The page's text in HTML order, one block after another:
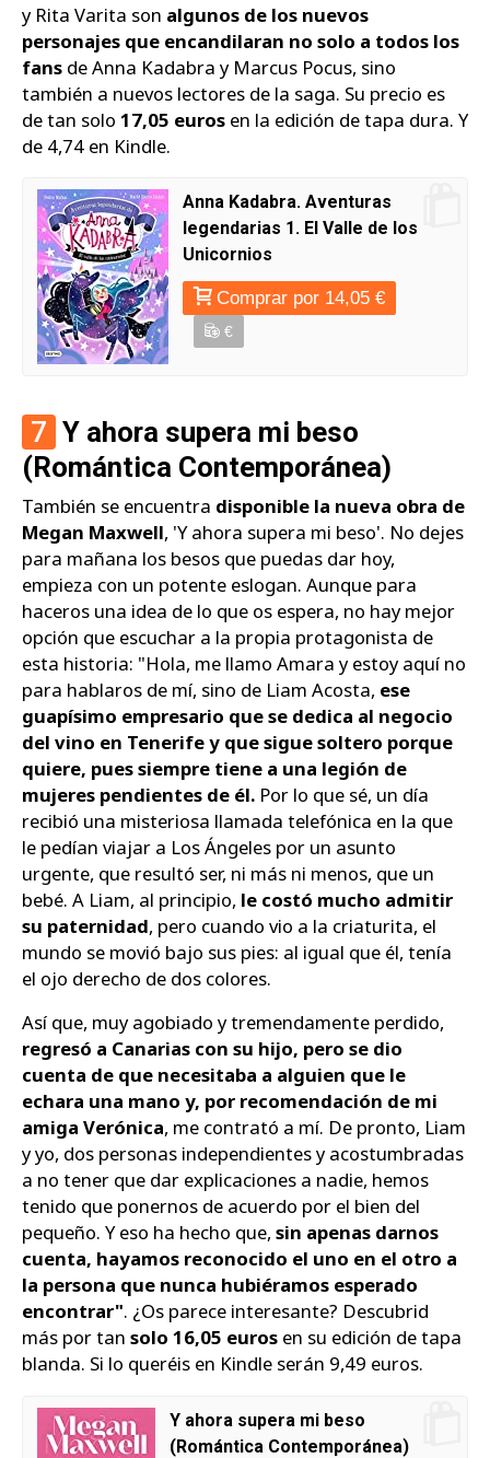
y Rita Varita son algunos de los nuevos
personajes que encandilaran no solo a todos los
fans de Anna Kadabra y Marcus Pocus, sino
también a nuevos lectores de la saga. Su precio es
de tan solo 17,05 euros en la edición de tapa dura. Y
de 4,74 en Kindle.
Anna Kadabra. Aventuras
legendarias 1. El Valle de los
Unicornios
Comprar por 14,05 €
€
7 Y ahora supera mi beso
(Romántica Contemporánea)
También se encuentra disponible la nueva obra de
Megan Maxwell, 'Y ahora supera mi beso'. No dejes
para mañana los besos que puedas dar hoy,
empieza con un potente eslogan. Aunque para
haceros una idea de lo que os espera, no hay mejor
opción que escuchar a la propia protagonista de
esta historia: "Hola, me llamo Amara y estoy aquí no
para hablaros de mí, sino de Liam Acosta, ese
guapísimo empresario que se dedica al negocio
del vino en Tenerife y que sigue soltero porque
quiere, pues siempre tiene a una legión de
mujeres pendientes de él. Por lo que sé, un día
recibió una misteriosa llamada telefónica en la que
le pedían viajar a Los Ángeles por un asunto
urgente, que resultó ser, ni más ni menos, que un
bebé. A Liam, al principio, le costó mucho admitir
su paternidad, pero cuando vio a la criaturita, el
mundo se movió bajo sus pies: al igual que él, tenía
el ojo derecho de dos colores.
Así que, muy agobiado y tremendamente perdido,
regresó a Canarias con su hijo, pero se dio
cuenta de que necesitaba a alguien que le
echara una mano y, por recomendación de mi
amiga Verónica, me contrató a mí. De pronto, Liam
y yo, dos personas independientes y acostumbradas
a no tener que dar explicaciones a nadie, hemos
tenido que ponernos de acuerdo por el bien del
pequeño. Y eso ha hecho que, sin apenas darnos
cuenta, hayamos reconocido el uno en el otro a
la persona que nunca hubiéramos esperado
encontrar". ¿Os parece interesante? Descubrid
más por tan solo 16,05 euros en su edición de tapa
blanda. Si lo queréis en Kindle serán 9,49 euros.
Y ahora supera mi beso
(Romántica Contemporánea)